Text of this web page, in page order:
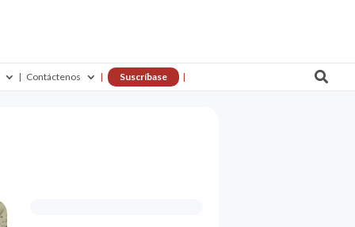
Contáctenos Suscríbase 